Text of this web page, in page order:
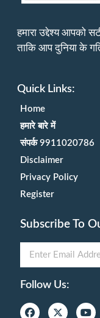
हमारा उद्देश्य आपको
ताकि आप दुनिया के
Quick Links:
Home
हमारे बारे में
संपर्क 9911020786
Disclaimer
Privacy Policy
Register
Subscribe To
Follow Us: